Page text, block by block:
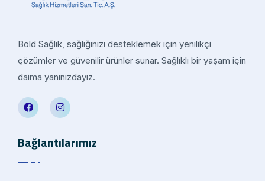
Bold Sağlık, sağlığınızı desteklemek için yenilikçi
çözümler ve güvenilir ürünler sunar. Sağlıklı bir yaşam için
daima yanınızdayız.
Bağlantılarımız